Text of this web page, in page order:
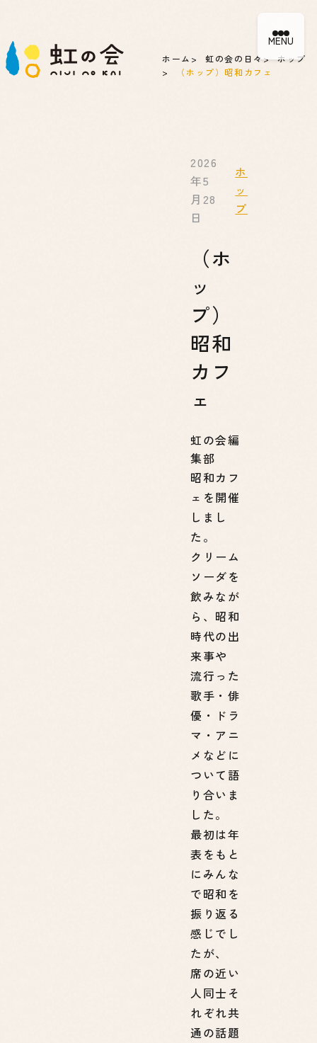
MENU
ホーム 虹の会の日々
ホップ
（ホップ）昭和カフェ
（ホ
ッ
プ）
昭和
カフ
ェ
ホ
ッ
プ
2026
年5
月28
日
虹の会編
集部
昭和カフ
ェを開催
しまし
た。
クリーム
ソーダを
飲みなが
ら、昭和
時代の出
来事や
流行った
歌手・俳
優・ドラ
マ・アニ
メなどに
ついて語
り合いま
した。
最初は年
表をもと
にみんな
で昭和を
振り返る
感じでし
たが、
席の近い
人同士そ
れぞれ共
通の話題